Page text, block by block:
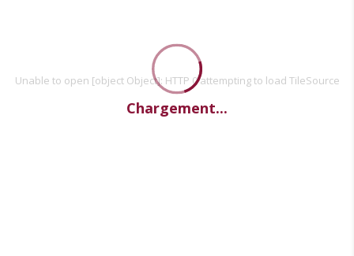
Unable to open [object Object]: HTTP 0 attempting to load TileSource
Chargement...